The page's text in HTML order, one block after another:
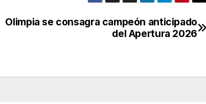
Olimpia se consagra campeón anticipado
del Apertura 2026